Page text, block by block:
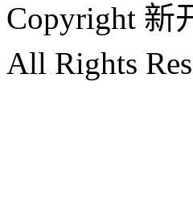
Copyright 新
All Rights